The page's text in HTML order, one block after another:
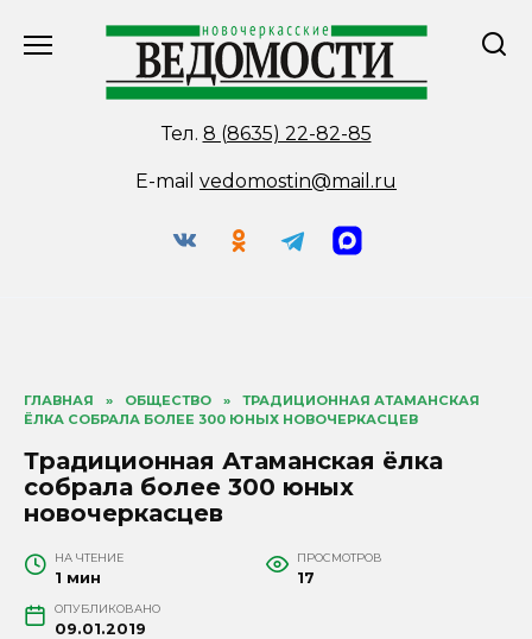
Тел. 8 (8635) 22-82-85
E-mail vedomostin@mail.ru
ГЛАВНАЯ » ОБЩЕСТВО »
ТРАДИЦИОННАЯ АТАМАНСКАЯ
ЁЛКА СОБРАЛА БОЛЕЕ 300 ЮНЫХ НОВОЧЕРКАСЦЕВ
Традиционная Атаманская ёлка
собрала более 300 юных
новочеркасцев
НА ЧТЕНИЕ
1 мин
ПРОСМОТРОВ
17
ОПУБЛИКОВАНО
09.01.2019